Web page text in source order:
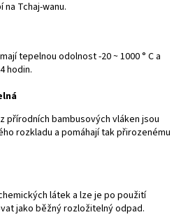
Tchaj-wanu.
tepelnou odolnost -20 ~ 1000 ° C a
hodin.
přírodních bambusových vláken jsou
rozkladu a pomáhají tak přirozenému
látek a lze je po použití
jako běžný rozložitelný odpad.